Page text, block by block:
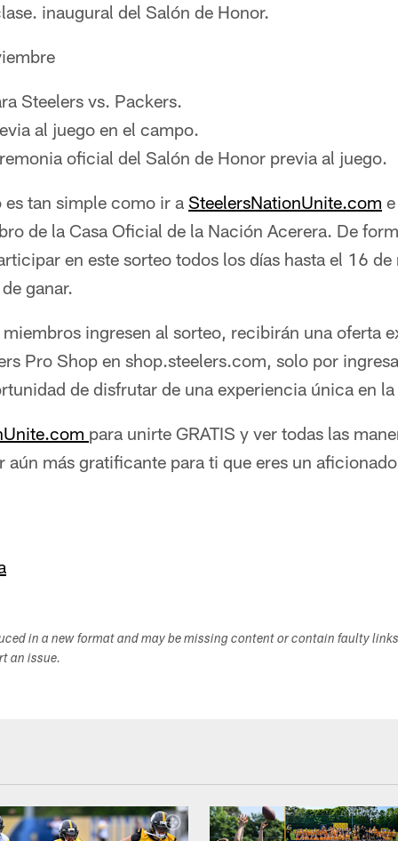
inaugural del Salón de Honor.
Steelers vs. Packers.
al juego en el campo.
oficial del Salón de Honor previa al juego.
es tan simple como ir a SteelersNationUnite.com
de la Casa Oficial de la Nación Acerera. De
en este sorteo todos los días hasta el 16
ganar.
ingresen al sorteo, recibirán una oferta
Pro Shop en shop.steelers.com, solo por
de disfrutar de una experiencia única en
para unirte GRATIS y ver todas las
aún más gratificante para ti que eres un
in a new format and may be missing content or contain faulty
an issue.